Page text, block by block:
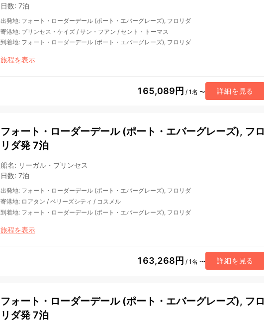
日数: 7泊
出発地: フォート・ローダーデール (ポート・エバーグレーズ), フロリダ
寄港地: プリンセス・ケイズ/ サン・フアン / セント・トーマス
到着地: フォート・ローダーデール (ポート・エバーグレーズ), フロリダ
旅程を表示
165,089円 / 1名 〜 詳細を見る
フォート・ローダーデール (ポート・エバーグレーズ), フロ
リダ発 7泊
船名: リーガル・プリンセス
日数: 7泊
出発地: フォート・ローダーデール (ポート・エバーグレーズ), フロリダ
寄港地: ロアタン / ベリーズシティ / コスメル
到着地: フォート・ローダーデール (ポート・エバーグレーズ), フロリダ
旅程を表示
163,268円 / 1名 〜 詳細を見る
フォート・ローダーデール (ポート・エバーグレーズ), フロ
リダ発 7泊